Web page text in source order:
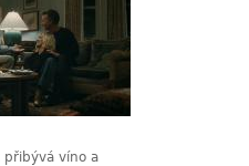
přibývá víno a